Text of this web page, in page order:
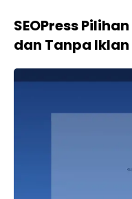
SEOPress
dan Tanpa Iklan